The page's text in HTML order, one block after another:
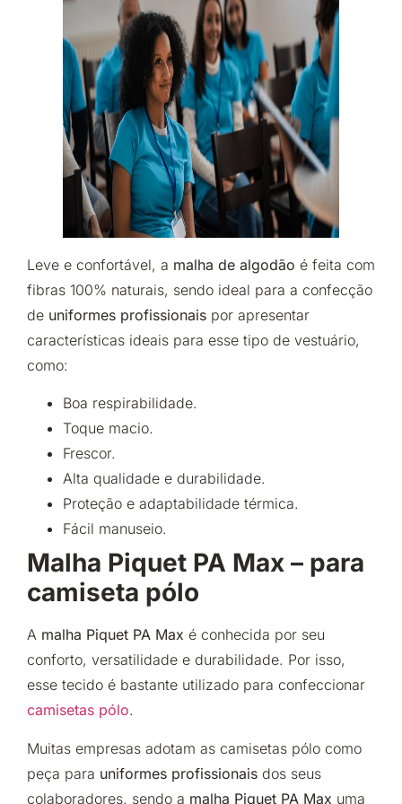
Leve e confortável, a malha de algodão é feita com
fibras 100% naturais, sendo ideal para a confecção
de uniformes profissionais por apresentar
características ideais para esse tipo de vestuário,
como:
Boa respirabilidade.
Toque macio.
Frescor.
Alta qualidade e durabilidade.
Proteção e adaptabilidade térmica.
Fácil manuseio.
Malha Piquet PA Max – para
camiseta pólo
A malha Piquet PA Max é conhecida por seu
conforto, versatilidade e durabilidade. Por isso,
esse tecido é bastante utilizado para confeccionar
camisetas pólo.
Muitas empresas adotam as camisetas pólo como
peça para uniformes profissionais dos seus
colaboradores, sendo a malha Piquet PA Max uma